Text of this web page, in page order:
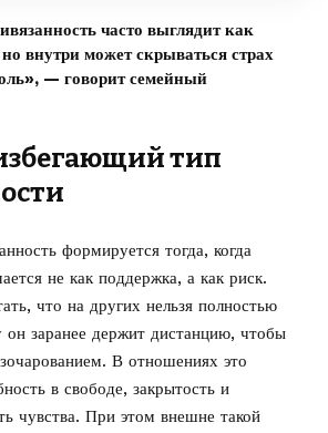
часто выглядит как
внутри может скрываться страх
— говорит семейный
тип
формируется тогда, когда
не как поддержка, а как риск.
что на других нельзя полностью
он заранее держит дистанцию, чтобы
В отношениях это
в свободе, закрытость и
чувства. При этом внешне такой